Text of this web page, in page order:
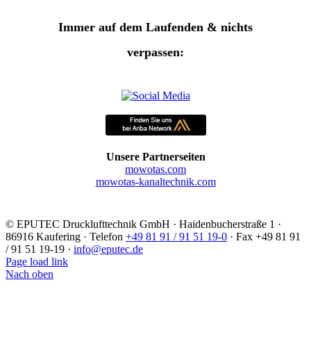
Immer auf dem Laufenden & nichts
verpassen:
Unsere Partnerseiten
mowotas.com
mowotas-kanaltechnik.com
© EPUTEC Drucklufttechnik GmbH · Haidenbucherstraße 1 ·
86916 Kaufering · Telefon +49 81 91 / 91 51 19-0 · Fax +49 81 91
/ 91 51 19-19 · info@eputec.de
Page load link
Nach oben